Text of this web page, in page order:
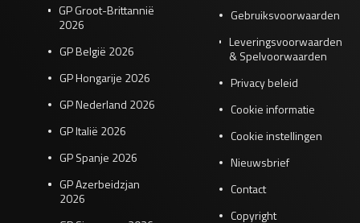
GP Groot-Brittannië
2026
GP België 2026
GP Hongarije 2026
GP Nederland 2026
GP Italië 2026
GP Spanje 2026
GP Azerbeidzjan
2026
Gebruiksvoorwaarden
Leveringsvoorwaarden
& Spelvoorwaarden
Privacy beleid
Cookie informatie
Cookie instellingen
Nieuwsbrief
Contact
Copyright